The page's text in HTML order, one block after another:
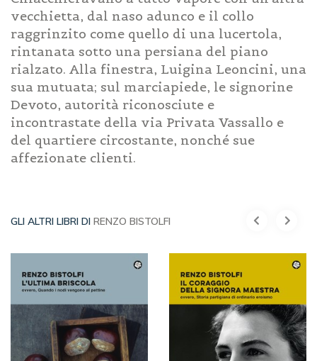
vecchietta, dal naso adunco e il collo
raggrinzito come quello di una lucertola,
rintanata sotto una persiana del piano
rialzato. Alla finestra, Luigina Leoncini, una
sua mutuata; sul marciapiede, le signorine
Devoto, autorità riconosciute e
incontrastate della via Privata Vassallo e
del quartiere circostante, nonché sue
affezionate clienti.
GLI ALTRI LIBRI DI RENZO BISTOLFI